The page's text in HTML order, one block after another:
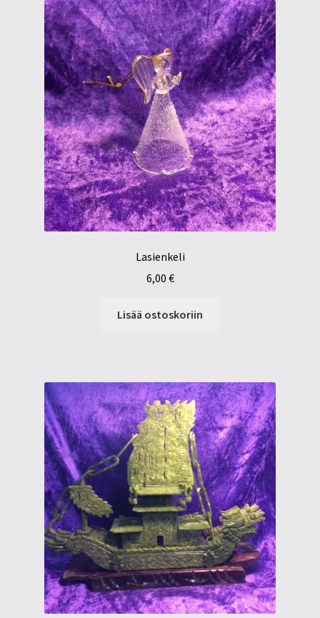
Lasienkeli
6,00 €
Lisää ostoskoriin